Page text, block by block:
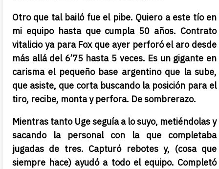
Otro que tal bailó fue el pibe. Quiero a este tío en
mi equipo hasta que cumpla 50 años. Contrato
vitalicio ya para Fox que ayer perforó el aro desde
más allá del 6’75 hasta 5 veces. Es un gigante en
carisma el pequeño base argentino que la sube,
que asiste, que corta buscando la posición para el
tiro, recibe, monta y perfora. De sombrerazo.
Mientras tanto Uge seguía a lo suyo, metiéndolas y
sacando la personal con la que completaba
jugadas de tres. Capturó rebotes y, (cosa que
siempre hace) ayudó a todo el equipo. Completó